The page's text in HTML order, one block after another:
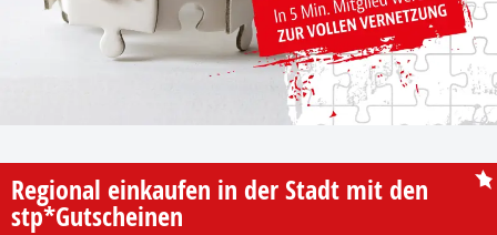
Regional einkaufen in der Stadt mit den
stp*Gutscheinen